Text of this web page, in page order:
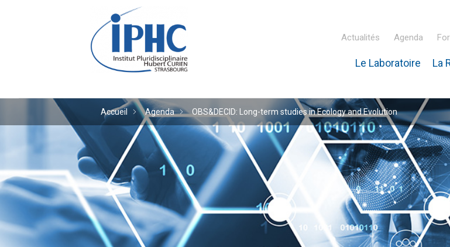
Institut pluridisciplinaire Hubert Curien –
Actualités Agenda
Le Laboratoire La
Accueil Agenda OBS&DECID: Long-term studies in Ecology and Evolution